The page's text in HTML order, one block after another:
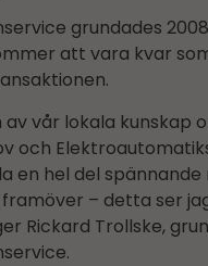
grundades
att vara kvar
av vår lokala kunskap
och
en hel del
– detta ser
Rickard Trollske,